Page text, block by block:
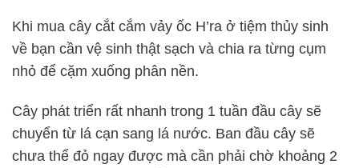
Khi mua cây cắt cắm vảy ốc H’ra ở tiệm thủy sinh
về bạn cần vệ sinh thật sạch và chia ra từng cụm
nhỏ để cặm xuống phân nền.
Cây phát triển rất nhanh trong 1 tuần đầu cây sẽ
chuyển từ lá cạn sang lá nước. Ban đầu cây sẽ
chưa thể đỏ ngay được mà cần phải chờ khoảng 2